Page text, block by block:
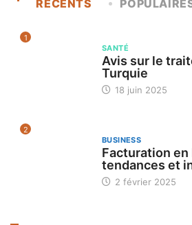
RÉCENTS
1
SANTÉ
Avis sur le
Turquie
18 juin 2025
2
BUSINESS
Facturation en
tendances et
2 février 2025